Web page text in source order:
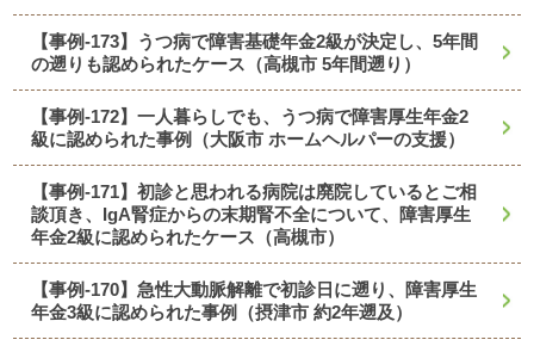
【事例-173】うつ病で障害基礎年金2級が決定し、5年間
の遡りも認められたケース（高槻市 5年間遡り）
【事例-172】一人暮らしでも、うつ病で障害厚生年金2
級に認められた事例（大阪市 ホームヘルパーの支援）
【事例-171】初診と思われる病院は廃院しているとご相
談頂き、IgA腎症からの末期腎不全について、障害厚生
年金2級に認められたケース（高槻市）
【事例-170】急性大動脈解離で初診日に遡り、障害厚生
年金3級に認められた事例（摂津市 約2年遡及）